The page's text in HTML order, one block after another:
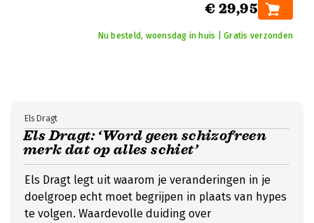
€ 29,95
Nu besteld, woensdag in huis | Gratis verzonden
Els Dragt: ‘Word geen schizofreen
merk dat op alles schiet’
Els Dragt
Els Dragt legt uit waarom je veranderingen in je
doelgroep echt moet begrijpen in plaats van hypes
te volgen. Waardevolle duiding over